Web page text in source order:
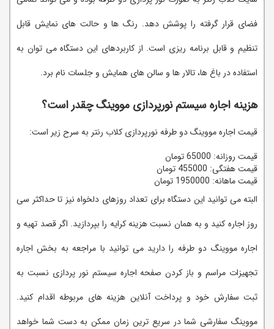
فضای قرار گرفته را پوشش دهد. رنگ ها و حالت های نمایش قابل
تنظیم و قابل برنامه ریزی است. از کاربردهای این دستگاه می توان به
استفاده در باغ ها، تالار ها و سالن های همایش و جلسات نام برد.
هزینه اجاره سیستم نورپردازی مووینگ چقدر است؟
قیمت اجاره مووینگ دو طرفه نورپردازی کلاب رنتر به سرح زیر است:
قیمت روزانه: 65000 تومان
قیمت هفتگی: 455000 تومان
قیمت ماهانه: 1950000 تومان
البته می توانید این دستگاه برای تعداد روزهای دلخواه نیز تا حداکثر سی
روز اجاره کنید و به همان نسبت هزینه کرایه را بپردازید. اگر قصد تهیه و
اجاره مووینگ دو طرفه را دارید می توانید با مراجعه به بخش اجاره
تجهیزات مراسم و باز کردن صفحه اجاره سیستم نور پردازی نسبت به
ثبت سفارش خود و پرداخت آنلاین هزینه های مربوطه اقدام کنید.
مووینگ سفارشی شما در سریع ترین زمان ممکن به دست شما خواهد